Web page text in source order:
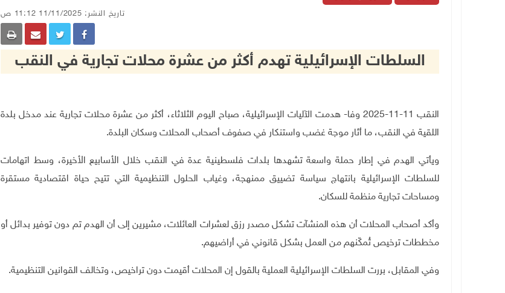
تاريخ النشر: 11/11/2025 11:12 ص
السلطات الإسرائيلية تهدم أكثر من عشرة محلات تجارية في النقب
النقب 11-11-2025 وفا- هدمت الآليات الإسرائيلية، صباح اليوم الثلاثاء، أكثر من عشرة محلات تجارية عند مدخل بلدة
اللقية في النقب، ما أثار موجة غضب واستنكار في صفوف أصحاب المحلات وسكان البلدة.
ويأتي الهدم في إطار حملة واسعة تشهدها بلدات فلسطينية عدة في النقب خلال الأسابيع الأخيرة، وسط اتهامات
للسلطات الإسرائيلية بانتهاج سياسة تضييق ممنهجة، وغياب الحلول التنظيمية التي تتيح حياة اقتصادية مستقرة
ومساحات تجارية منظمة للسكان.
وأكد أصحاب المحلات أن هذه المنشآت تشكل مصدر رزق لعشرات العائلات، مشيرين إلى أن الهدم تم دون توفير بدائل أو
مخططات ترخيص تُمكّنهم من العمل بشكل قانوني في أراضيهم.
وفي المقابل، بررت السلطات الإسرائيلية العملية بالقول إن المحلات أقيمت دون تراخيص، وتخالف القوانين التنظيمية.